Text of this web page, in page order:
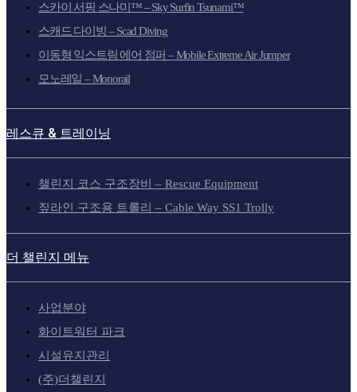
스카이 서핑 스나미™ – Sky Surfin Tsunami™
스캐드 다이빙 – Scad Diving
이동형 익스트림 에어 점퍼 – Mobile Extreme Air Jumper
모노레일 – Monorail
레스큐 & 트레이닝
챌린지 코스 구조장비 – Rescue Equipment
짚라인 구조용 트롤리 – Cable Way SS1 Trolly
더 챌린지 메뉴
사업분야
화이트워터 파크
시설유지관리
(주)더챌린지